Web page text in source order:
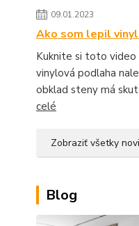
09.01.2023
Ako som lepil vinyl
Kuknite si toto video
vinylová podlaha
obklad steny má
celé
Zobraziť všetky
Blog